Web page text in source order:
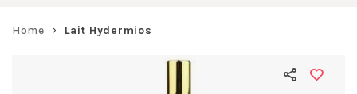
Home Lait Hydermios